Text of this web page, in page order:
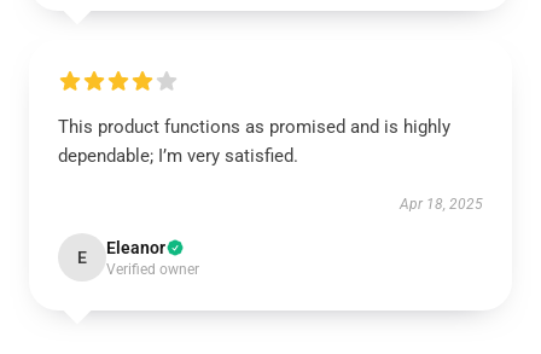
This product functions as promised and is highly
dependable; I’m very satisfied.
Apr 18, 2025
E Eleanor
Verified owner